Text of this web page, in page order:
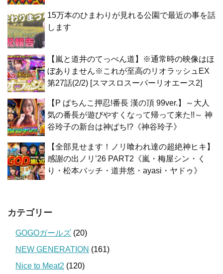
15万本のひまわりが見れる公園で最近の事を話
します
【嵐と道井のてっぺん道】※通常時の映像はほ
ぼありません※これが至高のリオラッシュEX
第27話(2/2) [スマスロスーパーリオエース2]
【P ぱちんこ押忍!番長 漢の頂 99ver.】～大人
気の番長が遊びやすくなって帰って来た!!～ 神
谷玲子の新台は神ぱち!?《神谷玲子》
【全部見せます！ノリ喰われ達の超絶神ヒキ】
感謝の出ノリ’26 PART2《嵐・梅屋シン・く
り・松本バッチ・道井悠・ayasi・ヤドゥ》
カテゴリー
GOGOガールズ (20)
NEW GENERATION (161)
Nice to Meat2 (120)